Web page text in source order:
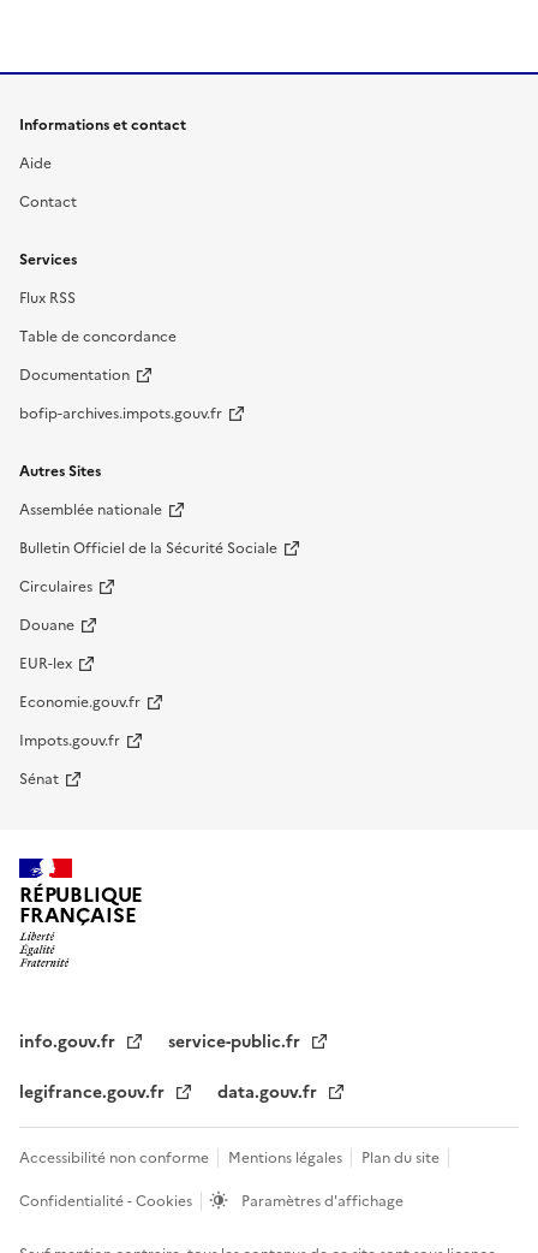
Informations et contact
Aide
Contact
Services
Flux RSS
Table de concordance
Documentation
bofip-archives.impots.gouv.fr
Autres Sites
Assemblée nationale
Bulletin Officiel de la Sécurité Sociale
Circulaires
Douane
EUR-lex
Economie.gouv.fr
Impots.gouv.fr
Sénat
RÉPUBLIQUE
FRANÇAISE
info.gouv.fr
service-public.fr
legifrance.gouv.fr
data.gouv.fr
Accessibilité non conforme Mentions légales
Plan du site
Confidentialité - Cookies
Paramètres d'affichage